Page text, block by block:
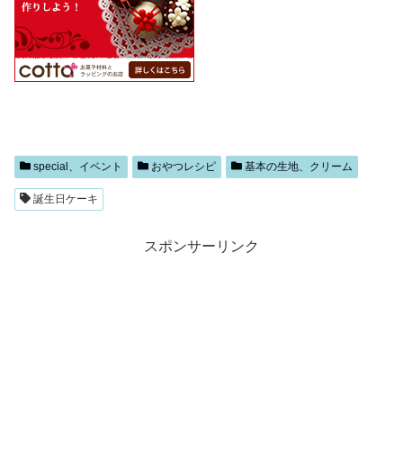
special、イベント おやつレシピ 基本の生地、クリーム
誕生日ケーキ
スポンサーリンク